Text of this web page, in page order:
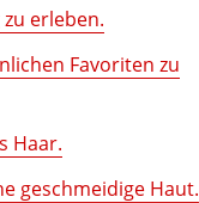
erleben.
Favoriten zu
Haar.
geschmeidige Haut.